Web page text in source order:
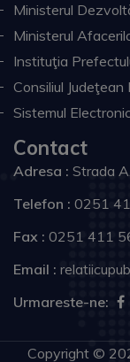
Ministerul
Ministerul
Instituţia
Consiliul Judeţean
Sistemul
Contact
Adresa : Strada
Telefon : 0251
Fax : 0251 411
Email :
Urmareste-ne:
Copyright ©